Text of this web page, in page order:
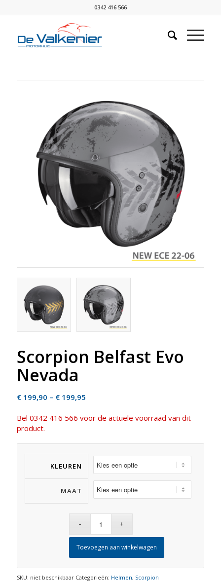
0342 416 566
Scorpion Belfast Evo
Nevada
€199,90 – €199,95Price
€ 199,90
€ 199,95
Bel 0342 416 566 voor de actuele voorraad van dit
product.
KLEUREN
MAAT
Toevoegen aan winkelwagen
SKU: niet beschikbaar Categorieën: Helmen, Scorpion